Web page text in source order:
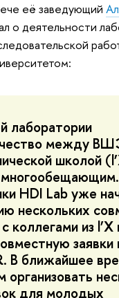
её заведующий
о деятельности
лаборатории
между
школой
многообещающим.
HDI Lab уже
нескольких
коллегами из l’X
заявки
В ближайшее
организовать
для молодых